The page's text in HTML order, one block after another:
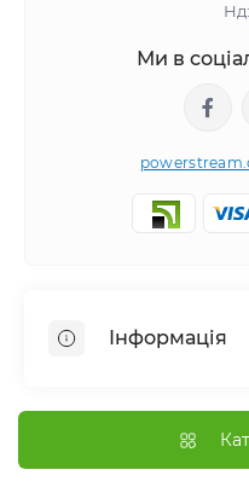
Ми в
Інформація
Про магазин